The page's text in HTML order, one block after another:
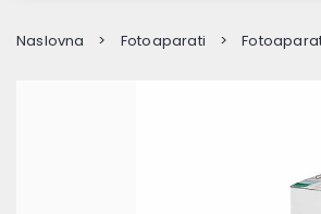
Naslovna Fotoaparati